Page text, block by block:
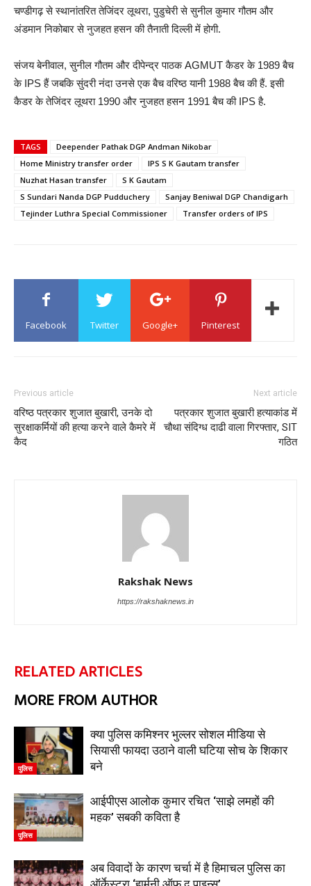
चण्डीगढ़ से स्थानांतरित तेजिंदर लूथरा, पुडुचेरी से सुनील कुमार गौतम और
अंडमान निकोबार से नुजहत हसन की तैनाती दिल्ली में होगी.
संजय बेनीवाल, सुनील गौतम और दीपेन्द्र पाठक AGMUT कैडर के 1989 बैच
के IPS हैं जबकि सुंदरी नंदा उनसे एक बैच वरिष्ठ यानी 1988 बैच की हैं. इसी
कैडर के तेजिंदर लूथरा 1990 और नुजहत हसन 1991 बैच की IPS है.
TAGS
Deepender Pathak DGP Andman Nikobar
Home Ministry transfer order
IPS S K Gautam transfer
Nuzhat Hasan transfer
S K Gautam
S Sundari Nanda DGP Pudduchery
Sanjay Beniwal DGP Chandigarh
Tejinder Luthra Special Commissioner
Transfer orders of IPS
Facebook Twitter Google+ Pinterest
Previous article
वरिष्ठ पत्रकार शुजात बुखारी, उनके दो
सुरक्षाकर्मियों की हत्या करने वाले कैमरे में
कैद
Next article
पत्रकार शुजात बुखारी हत्याकांड में
चौथा संदिग्ध दाढी वाला गिरफ्तार, SIT
गठित
Rakshak News
https://rakshaknews.in
RELATED ARTICLES
MORE FROM AUTHOR
पुलिस
क्या पुलिस कमिश्नर भुल्लर सोशल मीडिया से
सियासी फायदा उठाने वाली घटिया सोच के शिकार
बने
पुलिस
आईपीएस आलोक कुमार रचित ‘साझे लमहों की
महक’ सबकी कविता है
अब विवादों के कारण चर्चा में है हिमाचल पुलिस का